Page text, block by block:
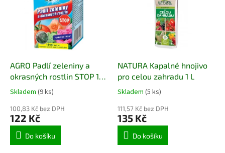
omezit jeho výskyt na listech i
mladých výhonech. Sprej je
připravený k okamžitému
použití bez ředění v interiéru,
skleníku i na zahradě.
výsadbách, kde přispívá k
udržení zdravého vzhledu a
vitality rostlin.
AGRO Padlí zeleniny a
okrasných rostlin STOP 10
ml
Skladem (9 ks)
100,83 Kč bez DPH
122 Kč
Do košíku
NATURA Kapalné hnojivo
pro celou zahradu 1 L
Skladem (5 ks)
111,57 Kč bez DPH
135 Kč
Do košíku